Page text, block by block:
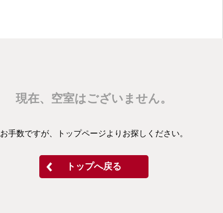
現在、空室はございません。
お手数ですが、トップページよりお探しください。
トップへ戻る